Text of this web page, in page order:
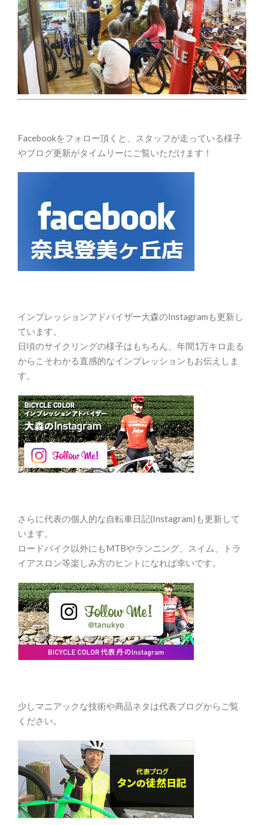
Facebookをフォロー頂くと、スタッフが走っている様子
やブログ更新がタイムリーにご覧いただけます！
インプレッションアドバイザー大森のInstagramも更新し
ています。
日頃のサイクリングの様子はもちろん、年間1万キロ走る
からこそわかる直感的なインプレッションもお伝えしま
す。
さらに代表の個人的な自転車日記(Instagram)も更新して
います。
ロードバイク以外にもMTBやランニング、スイム、トラ
イアスロン等楽しみ方のヒントになれば幸いです。
少しマニアックな技術や商品ネタは代表ブログからご覧
ください。